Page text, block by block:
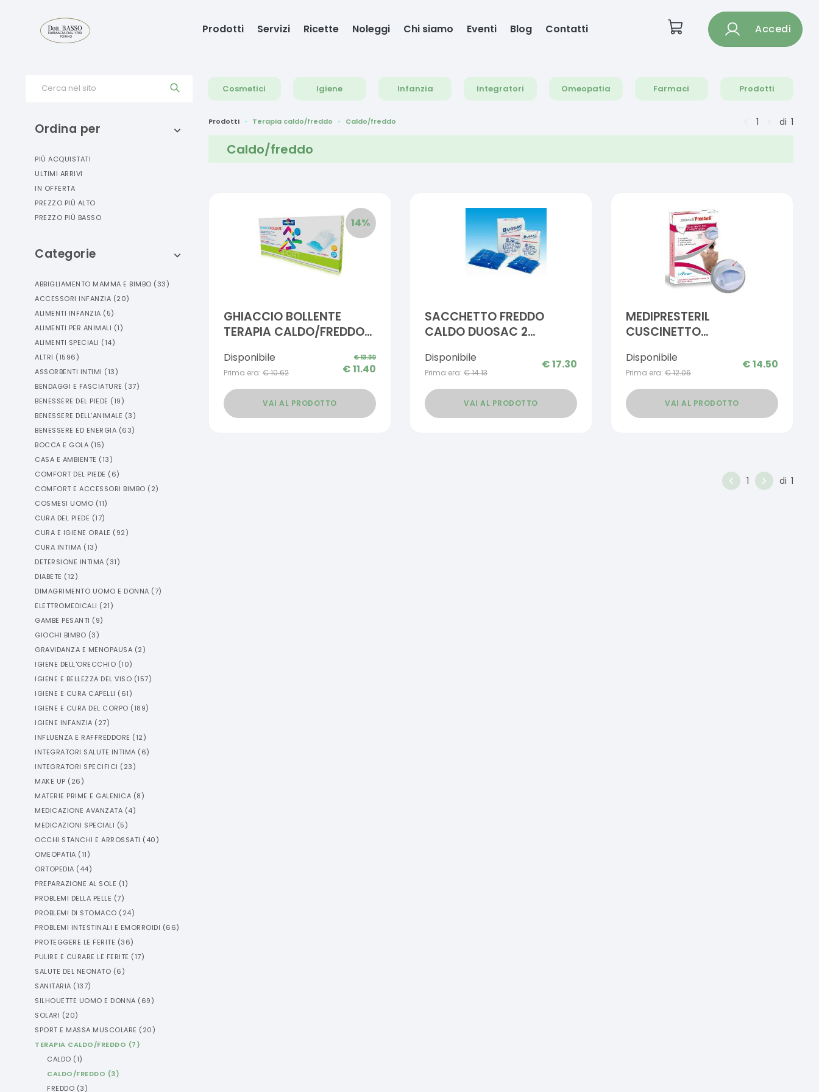
Prodotti Servizi Ricette Noleggi Chi siamo Eventi Blog Contatti Accedi
Cerca nel sito Cosmetici Igiene Infanzia Integratori Omeopatia Farmaci Prodotti
Ordina per
PIÙ ACQUISTATI
ULTIMI ARRIVI
IN OFFERTA
PREZZO PIÙ ALTO
PREZZO PIÙ BASSO
Categorie
ABBIGLIAMENTO MAMMA E BIMBO (33)
ACCESSORI INFANZIA (20)
ALIMENTI INFANZIA (5)
ALIMENTI PER ANIMALI (1)
ALIMENTI SPECIALI (14)
ALTRI (1596)
ASSORBENTI INTIMI (13)
BENDAGGI E FASCIATURE (37)
BENESSERE DEL PIEDE (19)
BENESSERE DELL'ANIMALE (3)
BENESSERE ED ENERGIA (63)
BOCCA E GOLA (15)
CASA E AMBIENTE (13)
COMFORT DEL PIEDE (6)
COMFORT E ACCESSORI BIMBO (2)
COSMESI UOMO (11)
CURA DEL PIEDE (17)
CURA E IGIENE ORALE (92)
CURA INTIMA (13)
DETERSIONE INTIMA (31)
DIABETE (12)
DIMAGRIMENTO UOMO E DONNA (7)
ELETTROMEDICALI (21)
GAMBE PESANTI (9)
GIOCHI BIMBO (3)
GRAVIDANZA E MENOPAUSA (2)
IGIENE DELL'ORECCHIO (10)
IGIENE E BELLEZZA DEL VISO (157)
IGIENE E CURA CAPELLI (61)
IGIENE E CURA DEL CORPO (189)
IGIENE INFANZIA (27)
INFLUENZA E RAFFREDDORE (12)
INTEGRATORI SALUTE INTIMA (6)
INTEGRATORI SPECIFICI (23)
MAKE UP (26)
MATERIE PRIME E GALENICA (8)
MEDICAZIONE AVANZATA (4)
MEDICAZIONI SPECIALI (5)
OCCHI STANCHI E ARROSSATI (40)
OMEOPATIA (11)
ORTOPEDIA (44)
PREPARAZIONE AL SOLE (1)
PROBLEMI DELLA PELLE (7)
PROBLEMI DI STOMACO (24)
PROBLEMI INTESTINALI E EMORROIDI (66)
PROTEGGERE LE FERITE (36)
PULIRE E CURARE LE FERITE (17)
SALUTE DEL NEONATO (6)
SANITARIA (137)
SILHOUETTE UOMO E DONNA (69)
SOLARI (20)
SPORT E MASSA MUSCOLARE (20)
TERAPIA CALDO/FREDDO (7)
CALDO (1)
CALDO/FREDDO (3)
FREDDO (3)
Prodotti Terapia caldo/freddo Caldo/freddo 1 di 1
Caldo/freddo
14%
GHIACCIO BOLLENTE
TERAPIA CALDO/FREDDO
Disponibile
Prima era: €10.62
€13.30
€11.40
VAI AL PRODOTTO
SACCHETTO FREDDO
CALDO DUOSAC 2
APPLICATORE IN TESSUTO
NON TESSUTO 13X25CM
Disponibile
Prima era: €14.13
€17.30
VAI AL PRODOTTO
MEDIPRESTERIL
CUSCINETTO
ANATOMICO
Disponibile
Prima era: €12.06
€14.50
VAI AL PRODOTTO
1 di 1